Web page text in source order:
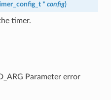
* config)
timer.
Parameter error